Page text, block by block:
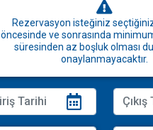
Rezervasyon isteğiniz
öncesinde ve sonrasında
süresinden az boşluk olması
onaylanmayacaktır.